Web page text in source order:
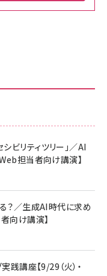
24号 No.2500増刊
道エンタメの矜持／
／山田涼介]
証5年 KLMEA128G
iPhone 17 用 保護フィ
(6.3インチ) 対応
Stick HD | 手軽にスト
(Bluetooth 6.1) 【完
ティブノイズキャンセリ
/ 最大50時間再生 / PSE
証5年 KLMEA128G
- Amazonロゴ - クラ
ーブル 240W 結束バン
Pro MacBook
ドナイトブラック)
ビリティツリー」／AI
担当者向け講演】
？／生成AI時代に求め
向け講演】
講座【9/29（火）・